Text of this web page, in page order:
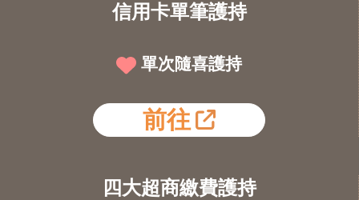
信用卡單筆護持
單次隨喜護持
前往
四大超商繳費護持